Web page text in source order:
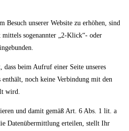
Besuch unserer Website zu erhöhen, sind
sogenannter „2-Klick“- oder
dass beim Aufruf einer Seite unseres
noch keine Verbindung mit den
wird.
und damit gemäß Art. 6 Abs. 1 lit. a
Datenübermittlung erteilen, stellt Ihr